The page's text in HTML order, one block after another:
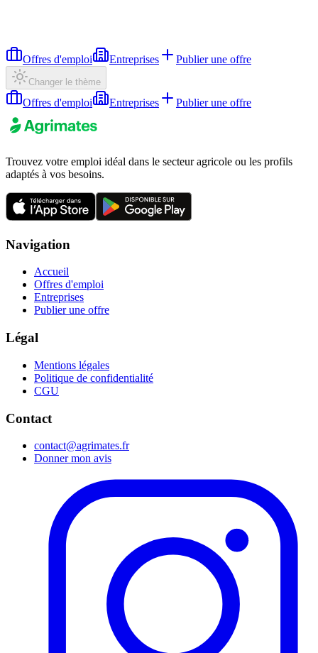
Offres d'emploi Entreprises Publier une offre
Changer le thème
Offres d'emploi Entreprises Publier une offre
Trouvez votre emploi idéal dans le secteur agricole ou les profils
adaptés à vos besoins.
Navigation
Accueil
Offres d'emploi
Entreprises
Publier une offre
Légal
Mentions légales
Politique de confidentialité
CGU
Contact
contact@agrimates.fr
Donner mon avis